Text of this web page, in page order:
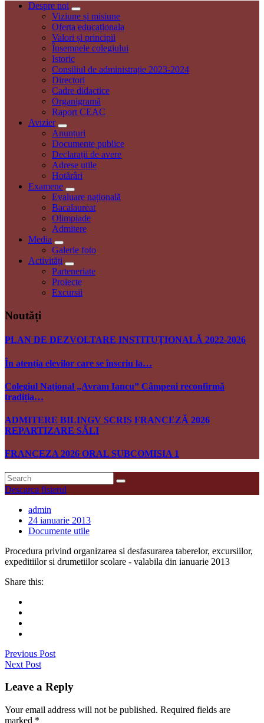
Despre noi
Viziune și misiune
Oferta educaționala
Valori și principii
Însemnele colegiului
Istoric
Consiliul de administrație 2023-2024
Directori
Cadre didactice
Organigramă
Raport CEAC
Avizier
Anunțuri
Documente publice
Declarații de avere
Adrese utile
Hotărâri
Examene
Evaluare națională
Bacalaureat
Olimpiade
Admitere
Media
Galerie foto
Activități
Parteneriate
Proiecte
Excursii
Noutăți
PLAN DE DEZVOLTARE INSTITUŢIONALĂ 2022-2026
În atenția elevilor care se înscriu la…
Colegiul Național „Avram Iancu” Câmpeni reconfirmă
tradiția…
ADMITERE BILINGV SCRIS FRANCEZĂ 2026
REPARTIZARE SĂLI
FRANCEZA 2026 ORAL SUBCOMISIA 1
Descarca fisierul
admin
24 ianuarie 2013
Documente utile
Procedura privind organizarea si desfasurarea taberelor, excursiilor,
expeditiilor si drumetiilor scolare - valabila din ianuarie 2013
Share this:
Previous Post
Next Post
Leave a Reply
Your email address will not be published. Required fields are
marked *